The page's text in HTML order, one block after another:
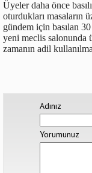
Üyeler daha önce
oturdukları masaların
gündem için basılan
yeni meclis salonunda
zamanın adil
Adınız
Yorumunuz